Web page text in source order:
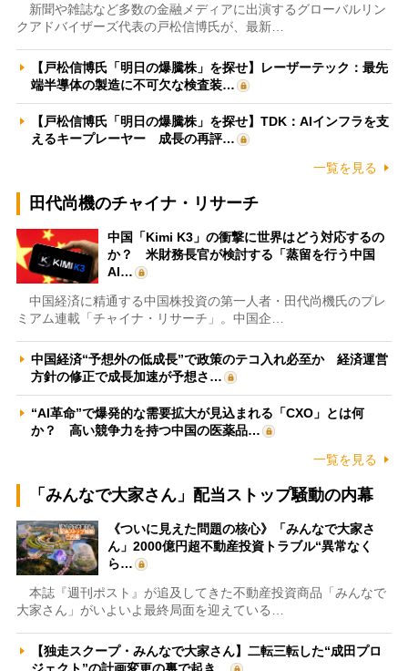
新聞や雑誌など多数の金融メディアに出演するグローバルリン
クアドバイザーズ代表の戸松信博氏が、最新…
【戸松信博氏「明日の爆騰株」を探せ】レーザーテック：最先
端半導体の製造に不可欠な検査装…
【戸松信博氏「明日の爆騰株」を探せ】TDK：AIインフラを支
えるキープレーヤー 成長の再評…
一覧を見る
田代尚機のチャイナ・リサーチ
中国「Kimi K3」の衝撃に世界はどう対応するの
か？ 米財務長官が検討する「蒸留を行う中国
AI…
中国経済に精通する中国株投資の第一人者・田代尚機氏のプレ
ミアム連載「チャイナ・リサーチ」。中国企…
中国経済“予想外の低成長”で政策のテコ入れ必至か 経済運営
方針の修正で成長加速が予想さ…
“AI革命”で爆発的な需要拡大が見込まれる「CXO」とは何
か？ 高い競争力を持つ中国の医薬品…
一覧を見る
「みんなで大家さん」配当ストップ騒動の内幕
《ついに見えた問題の核心》「みんなで大家さ
ん」2000億円超不動産投資トラブル“異常なく
ら…
本誌『週刊ポスト』が追及してきた不動産投資商品「みんなで
大家さん」がいよいよ最終局面を迎えている…
【独走スクープ・みんなで大家さん】二転三転した“成田プロ
ジェクト”の計画変更の裏で起き…